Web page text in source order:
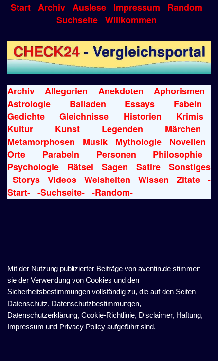
Start Archiv Auslese Impressum
Random
Suchseite Willkommen
Archiv Allegorien Anekdoten
Aphorismen
Astrologie
Balladen Essays
Fabeln
Gedichte
Gleichnisse Historien
Krimis
Kultur
Kunst Legenden
Märchen
Metamorphosen
Musik Mythologie
Novellen
Orte
Parabeln Personen
Philosophie
Psychologie
Rätsel Sagen Satire
Sonstiges
Storys
Videos Weisheiten Wissen Zitate
-
Start- -Suchseite- -Random-
Mit der Nutzung publizierter Beiträge von aventin.de stimmen
sie der Verwendung von Cookies und den
Sicherheitsbestimmungen vollständig zu, die auf den Seiten
Datenschutz, Datenschutzbestimmungen,
Datenschutzerklärung, Cookie-Richtlinie, Disclaimer, Haftung,
Impressum und Privacy Policy aufgeführt sind.